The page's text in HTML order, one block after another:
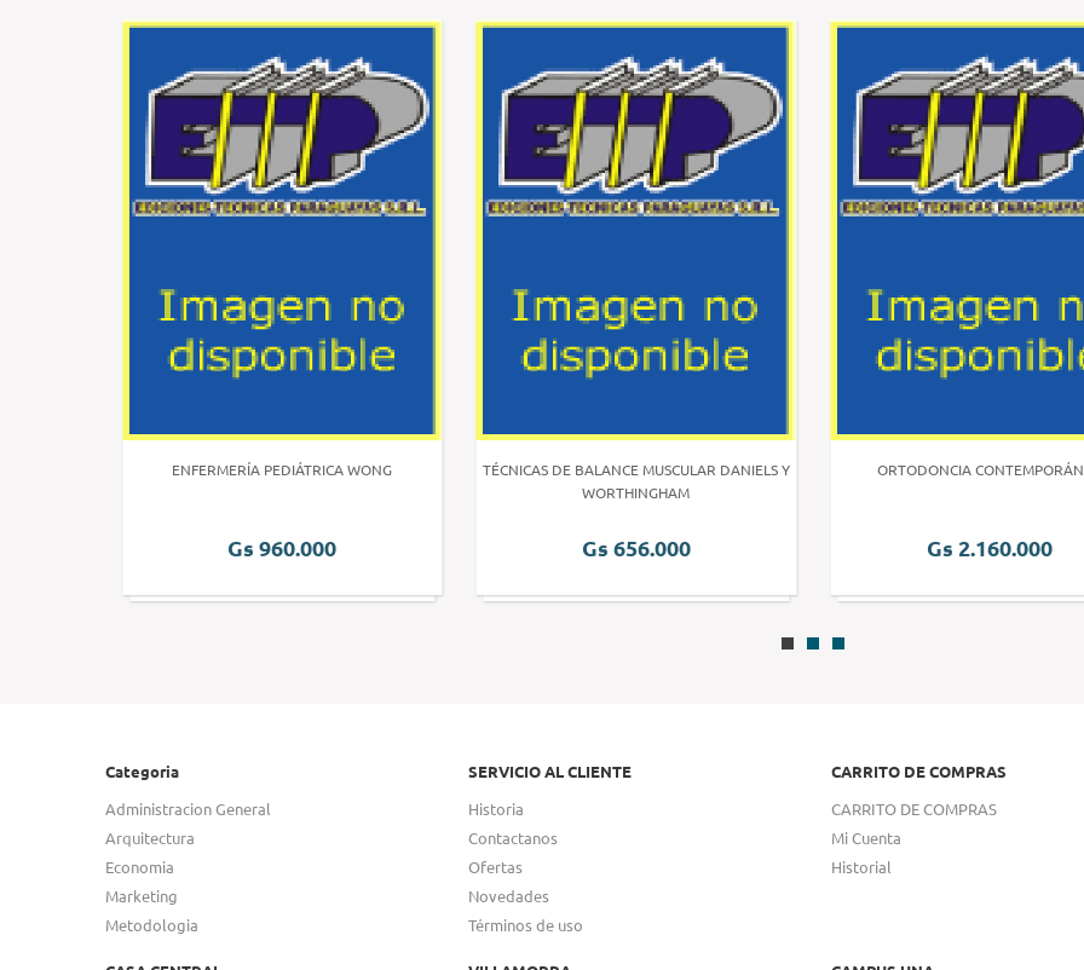
ENFERMERÍA PEDIÁTRICA WONG
Gs 960.000
TÉCNICAS DE BALANCE MUSCULAR DANIELS Y
WORTHINGHAM
Gs 656.000
ORTODONCIA
Gs 2.160.000
Categoria
Administracion General
Arquitectura
Economia
Marketing
Metodologia
SERVICIO AL CLIENTE
Historia
Contactanos
Ofertas
Novedades
Términos de uso
CARRITO DE COMPRAS
CARRITO DE COMPRAS
Mi Cuenta
Historial